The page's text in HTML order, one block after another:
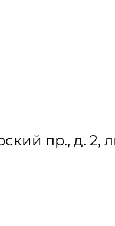
пр., д. 2,